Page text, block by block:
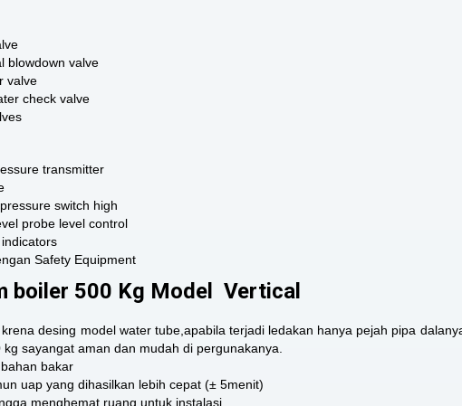
blowdown valve
valve
check valve
transmitter
switch high
probe level control
Safety Equipment
boiler 500 Kg Model Vertical
desing model water tube,apabila terjadi ledakan hanya pejah pipa
sayangat aman dan mudah di pergunakanya.
bakar
uap yang dihasilkan lebih cepat (± 5menit)
menghemat ruang untuk instalasi